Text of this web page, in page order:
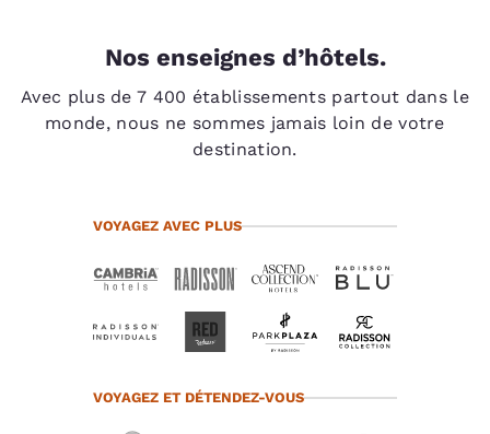
Nos enseignes d’hôtels.
Avec plus de 7 400 établissements partout dans le
monde, nous ne sommes jamais loin de votre
destination.
VOYAGEZ AVEC PLUS
VOYAGEZ ET DÉTENDEZ-VOUS